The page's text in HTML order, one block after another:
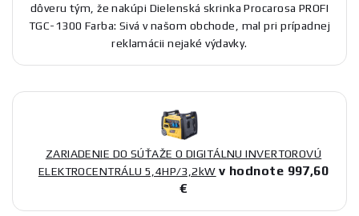
dôveru tým, že nakúpi Dielenská skrinka Procarosa PROFI
TGC-1300 Farba: Sivá v našom obchode, mal pri prípadnej
reklamácii nejaké výdavky.
ZARIADENIE DO SÚŤAŽE O DIGITÁLNU INVERTOROVÚ
ELEKTROCENTRÁLU 5,4HP/3,2kW v hodnote 997,60
€